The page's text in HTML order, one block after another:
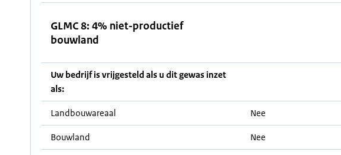
GLMC 8: 4% niet-productief
bouwland
Uw bedrijf is vrijgesteld als u dit gewas inzet
als:
Landbouwareaal Nee
Bouwland Nee